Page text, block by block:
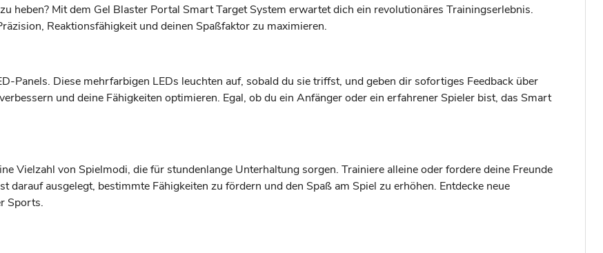
heben? Mit dem Gel Blaster Portal Smart Target System erwartet dich ein revolutionäres Trainingserlebnis.
Reaktionsfähigkeit und deinen Spaßfaktor zu maximieren.
Panels. Diese mehrfarbigen LEDs leuchten auf, sobald du sie triffst, und geben dir sofortiges Feedback über
und deine Fähigkeiten optimieren. Egal, ob du ein Anfänger oder ein erfahrener Spieler bist, das Smart
Vielzahl von Spielmodi, die für stundenlange Unterhaltung sorgen. Trainiere alleine oder fordere deine Freunde
darauf ausgelegt, bestimmte Fähigkeiten zu fördern und den Spaß am Spiel zu erhöhen. Entdecke neue
Sports.